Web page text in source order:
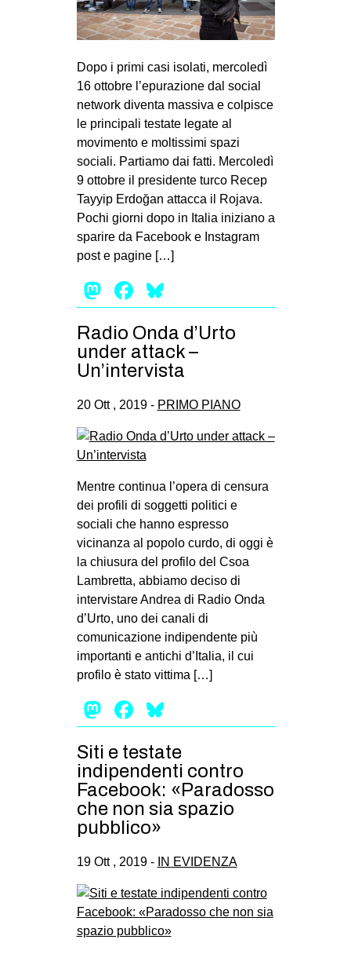
Dopo i primi casi isolati, mercoledì
16 ottobre l’epurazione dal social
network diventa massiva e colpisce
le principali testate legate al
movimento e moltissimi spazi
sociali. Partiamo dai fatti. Mercoledì
9 ottobre il presidente turco Recep
Tayyip Erdoğan attacca il Rojava.
Pochi giorni dopo in Italia iniziano a
sparire da Facebook e Instagram
post e pagine […]
Mastodon
Facebook
Radio Onda d’Urto
under attack –
Un’intervista
20 Ott , 2019 - PRIMO PIANO
Mentre continua l’opera di censura
dei profili di soggetti politici e
sociali che hanno espresso
vicinanza al popolo curdo, di oggi è
la chiusura del profilo del Csoa
Lambretta, abbiamo deciso di
intervistare Andrea di Radio Onda
d’Urto, uno dei canali di
comunicazione indipendente più
importanti e antichi d’Italia, il cui
profilo è stato vittima […]
Mastodon
Facebook
Siti e testate
indipendenti contro
Facebook: «Paradosso
che non sia spazio
pubblico»
19 Ott , 2019 - IN EVIDENZA